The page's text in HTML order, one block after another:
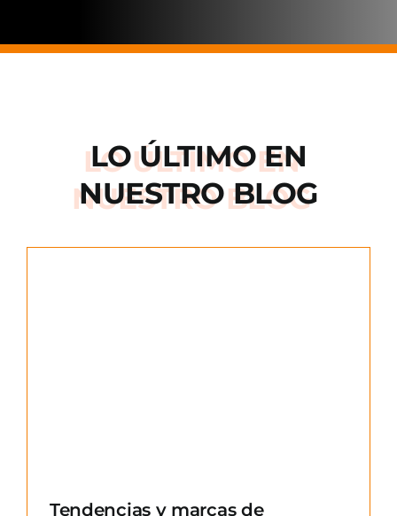
LO ÚLTIMO EN
NUESTRO BLOG
Tendencias y marcas de